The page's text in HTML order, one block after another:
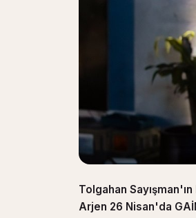
Tolgahan
Arjen 26 Nisan'da